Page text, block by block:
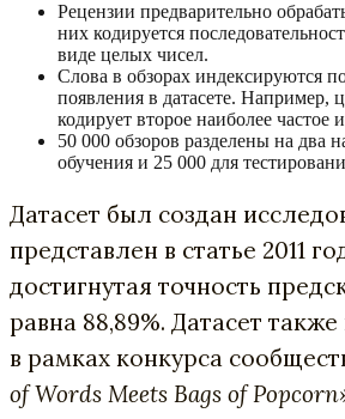
Рецензии предварительно
них кодируется
виде целых чисел.
Слова в обзорах индексируются
появления в датасете. Например,
кодирует второе наиболее частое
50 000 обзоров разделены на два
обучения и 25 000 для
Датасет был создан
представлен в статье 2011
достигнутая точность
равна 88,89%. Датасет
в рамках конкурса
of Words Meets Bags of